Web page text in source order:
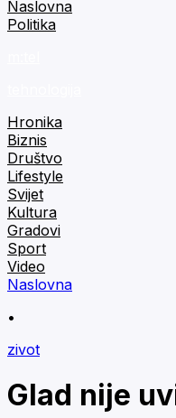
Naslovna
Politika
Hronika
Biznis
Društvo
Lifestyle
Svijet
Kultura
Gradovi
Sport
Video
Naslovna
•
zivot
Glad nije